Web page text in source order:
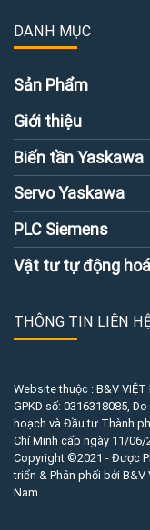
DANH MỤC
Sản Phẩm
Giới thiệu
Biến tần Yaskawa
Servo Yaskawa
PLC Siemens
Vật tư tự động hoá
THÔNG TIN LIÊN
Website thuộc : B&V VIỆT
GPKD số: 0316318085 ,
hoạch và Đầu tư Thành
Chí Minh cấp ngày 11/06/
Copyright ©2021 - Được
triển & Phân phối bởi B&V
Nam